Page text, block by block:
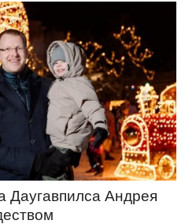
Даугавпилса Андрея